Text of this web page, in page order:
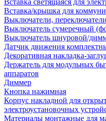
Вставка светящаяся для
Вставка/крышка для
Выключатели, переключатели
Выключатель сумеречный
Выключатель шнуровой/
Датчик движения
Декоративная накладка-
Держатель для модульных
аппаратов
Диммер
Кнопка нажимная
Корпус накладной для
электроустановочных
Материалы монтажные для